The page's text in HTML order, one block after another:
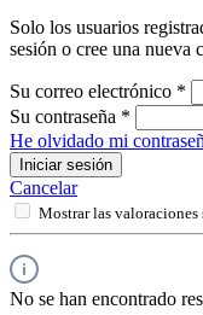
Solo los usuarios
sesión o cree una nueva
Su correo electrónico *
Su contraseña *
He olvidado mi
Iniciar sesión
Cancelar
Mostrar las valoraciones
No se han encontrado